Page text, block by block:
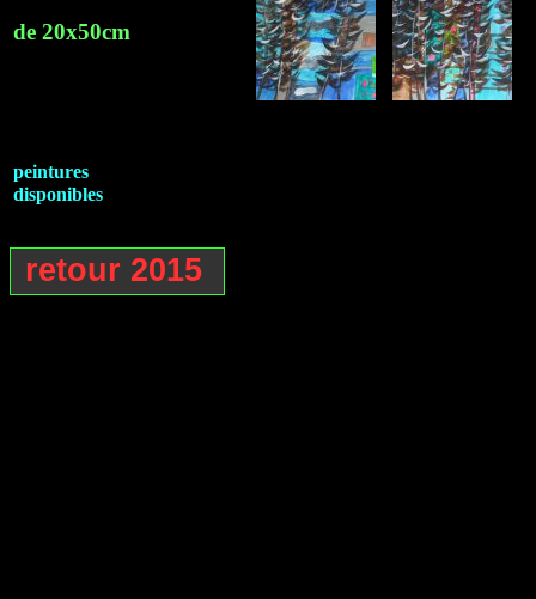
retour 2015
de 20x50cm
peintures
disponibles